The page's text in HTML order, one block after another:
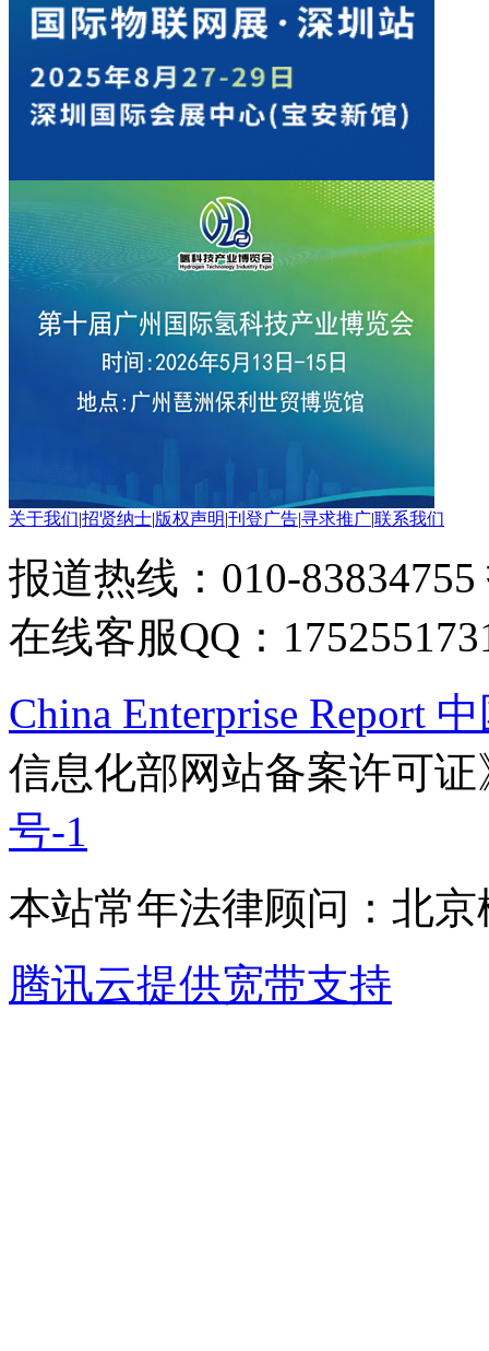
关于我们|招贤纳士|版权声明|刊登广告|寻求推广|联系我们
报道热线：010-83834755
在线客服QQ：
China Enterprise Report
信息化部网站备案许可
号-1
本站常年法律顾问：北
腾讯云提供宽带支持